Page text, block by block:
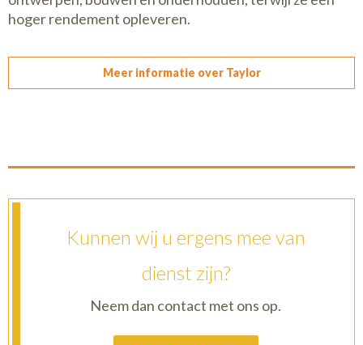
hoger rendement opleveren.
Meer informatie over Taylor
Kunnen wij u ergens mee van
dienst zijn?
Neem dan contact met ons op.